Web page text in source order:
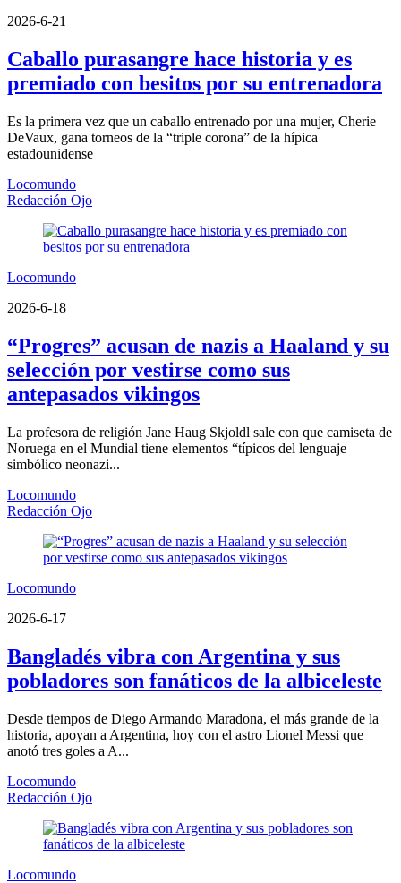
2026-6-21
Caballo purasangre hace historia y es
premiado con besitos por su entrenadora
Es la primera vez que un caballo entrenado por una mujer, Cherie
DeVaux, gana torneos de la “triple corona” de la hípica
estadounidense
Locomundo
Redacción Ojo
Locomundo
2026-6-18
“Progres” acusan de nazis a Haaland y su
selección por vestirse como sus
antepasados vikingos
La profesora de religión Jane Haug Skjoldl sale con que camiseta de
Noruega en el Mundial tiene elementos “típicos del lenguaje
simbólico neonazi...
Locomundo
Redacción Ojo
Locomundo
2026-6-17
Bangladés vibra con Argentina y sus
pobladores son fanáticos de la albiceleste
Desde tiempos de Diego Armando Maradona, el más grande de la
historia, apoyan a Argentina, hoy con el astro Lionel Messi que
anotó tres goles a A...
Locomundo
Redacción Ojo
Locomundo